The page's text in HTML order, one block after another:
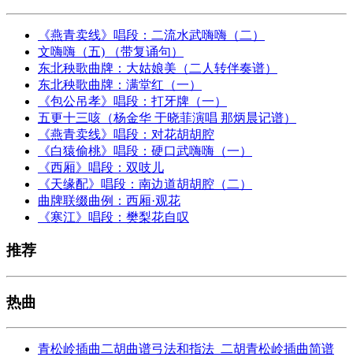
《燕青卖线》唱段：二流水武嗨嗨（二）
文嗨嗨（五) （带复诵句）
东北秧歌曲牌：大姑娘美（二人转伴奏谱）
东北秧歌曲牌：满堂红（一）
《包公吊孝》唱段：打牙牌（一）
五更十三咳（杨金华 于晓菲演唱 那炳晨记谱）
《燕青卖线》唱段：对花胡胡腔
《白猿偷桃》唱段：硬口武嗨嗨（一）
《西厢》唱段：双吱儿
《天缘配》唱段：南边道胡胡腔（二）
曲牌联缀曲例：西厢·观花
《寒江》唱段：樊梨花自叹
推荐
热曲
青松岭插曲二胡曲谱弓法和指法_二胡青松岭插曲简谱